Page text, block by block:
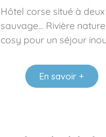
Hôtel corse situé à
sauvage… Rivière
cosy pour un séjour
En savoir +